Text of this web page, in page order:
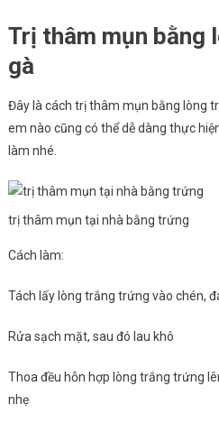
Trị thâm mụn bằng
gà
Đây là cách trị thâm mụn bằng lòng
em nào cũng có thể dễ dàng thực
làm nhé.
trị thâm mụn tại nhà bằng trứng
Cách làm:
Tách lấy lòng trắng trứng vào chén,
Rửa sạch mặt, sau đó lau khô
Thoa đều hỗn hợp lòng trắng trứng
nhẹ